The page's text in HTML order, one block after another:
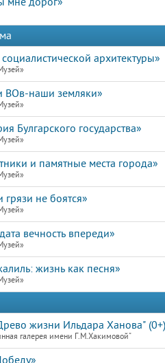
архитектуры»
ВОв-наши земляки»
Булгарского государства»
и памятные места города»
не боятся»
вечность впереди»
жизнь как песня»
жизни Ильдара Ханова" (0+)
галерея имени Г.М.Хакимовой"